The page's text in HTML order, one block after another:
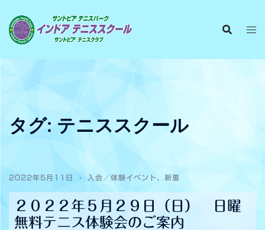
タグ: テニススクール
2022年5月11日 入会／体験イベント 、 新着
２０２２年５月２９日（日） 日曜
無料テニス体験会のご案内